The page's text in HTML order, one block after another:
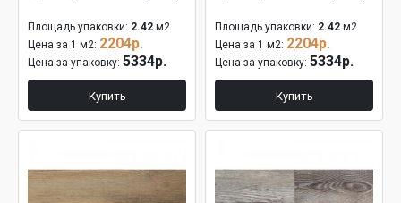
Площадь упаковки: 2.42 м2
Цена за 1 м2: 2204р.
Цена за упаковку: 5334р.
Купить
Площадь упаковки: 2.42 м2
Цена за 1 м2: 2204р.
Цена за упаковку: 5334р.
Купить